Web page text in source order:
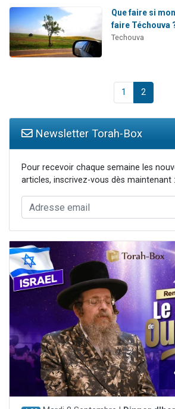
Que faire si
faire Téchouva
Techouva
1 2
Newsletter Torah-Box
Pour recevoir chaque semaine les
articles, inscrivez-vous dès maintenant :